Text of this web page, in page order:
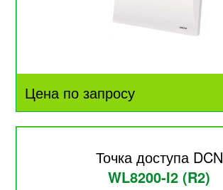
Цена по запросу
Точка доступа DCN
WL8200-I2 (R2)